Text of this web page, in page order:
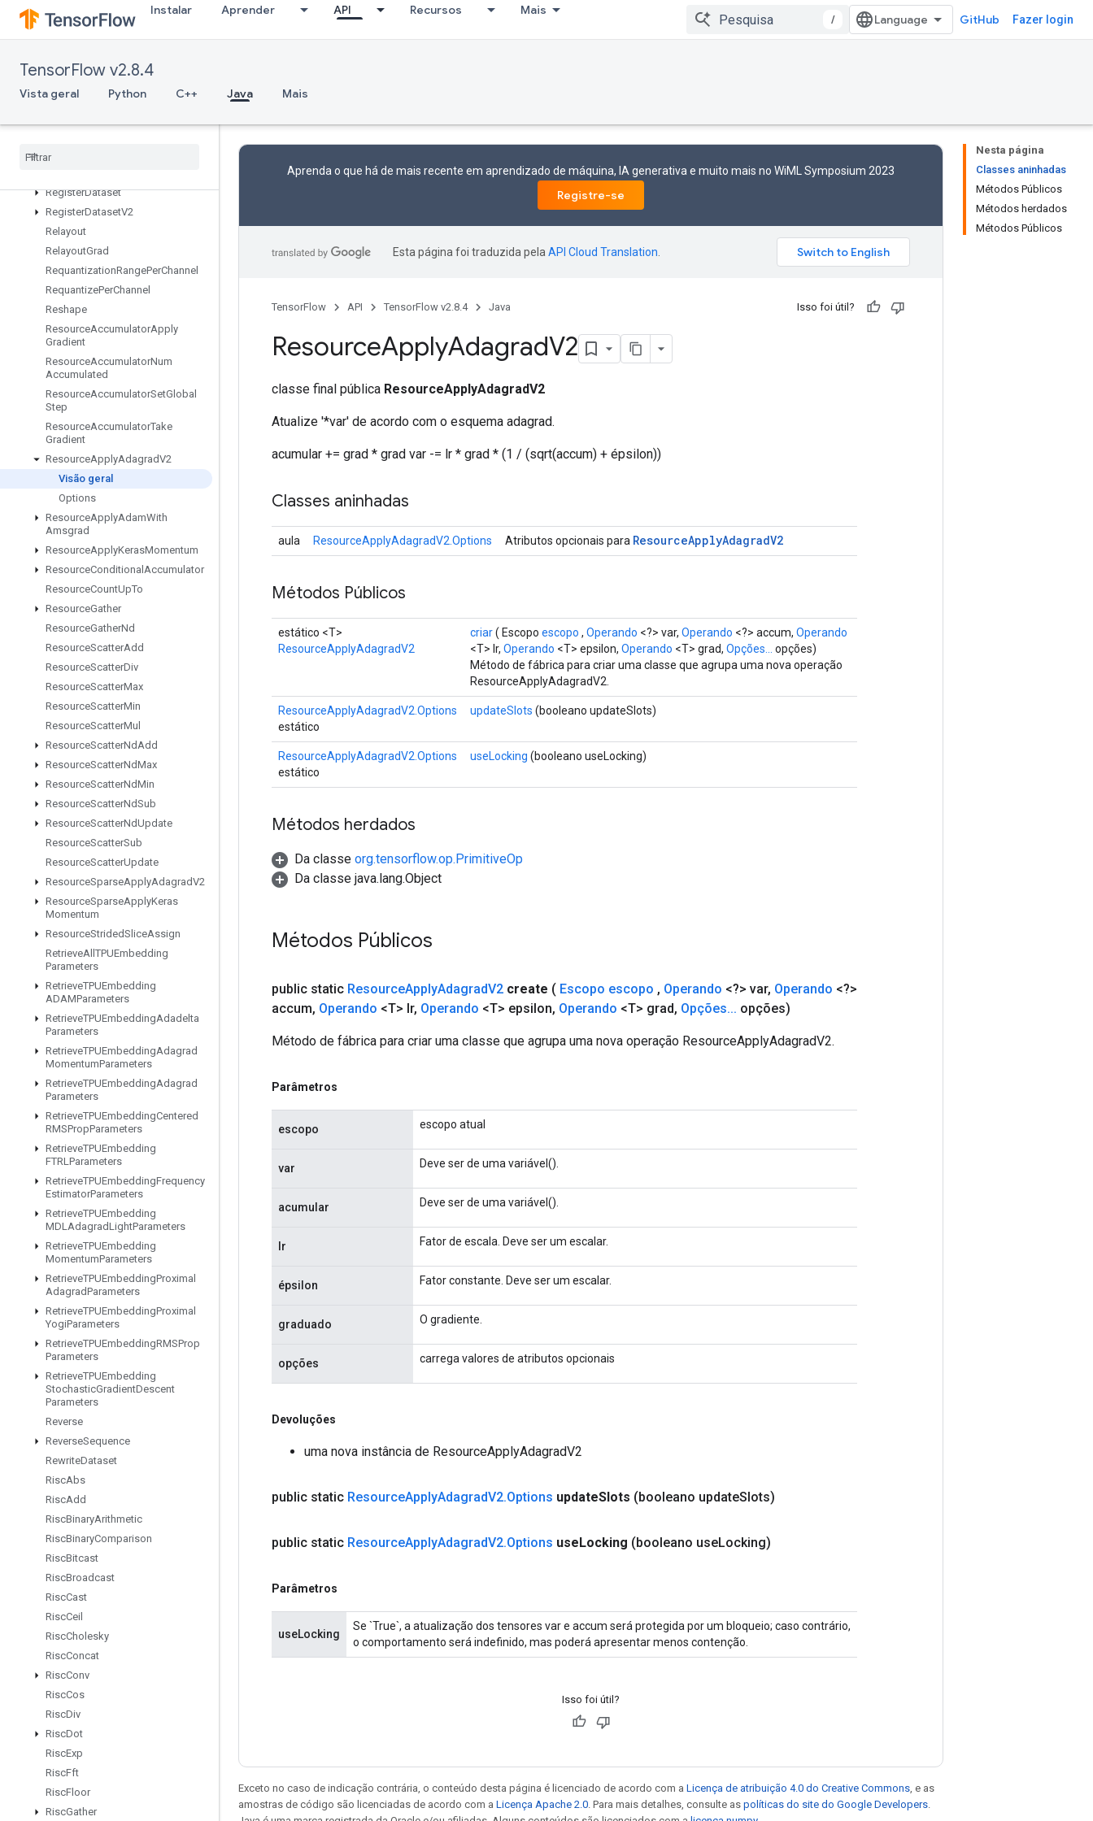
Instalar Aprender API Recursos Mais
/ GitHub Fazer login
TensorFlow v2.8.4
Vista geral Python C++ Java Mais
ReduceProd
ReduceSum
RefExit
RefIdentity
Ref
RegisterDataset
RegisterDatasetV2
Relayout
RelayoutGrad
RequantizationRangePerChannel
RequantizePerChannel
Reshape
ResourceAccumulatorApply
Gradient
ResourceAccumulatorNum
Accumulated
ResourceAccumulatorSetGlobal
Step
ResourceAccumulatorTake
Gradient
ResourceApplyAdagradV2
Visão geral
Options
ResourceApplyAdamWith
Amsgrad
ResourceApplyKerasMomentum
ResourceConditional Accumulator
ResourceCountUpTo
ResourceGather
ResourceGatherNd
ResourceScatterAdd
ResourceScatterDiv
ResourceScatterMax
ResourceScatterMin
ResourceScatterMul
ResourceScatterNdAdd
ResourceScatterNdMax
ResourceScatterNdMin
ResourceScatterNdSub
ResourceScatterNdUpdate
ResourceScatterSub
ResourceScatterUpdate
ResourceSparseApplyAdagradV2
ResourceSparseApplyKeras
Momentum
ResourceStridedSliceAssign
RetrieveAll TPUEmbedding
Parameters
RetrieveTPUEmbedding
ADAMParameters
RetrieveTPUEmbeddingAdadelta
Parameters
RetrieveTPUEmbeddingAdagrad
MomentumParameters
RetrieveTPUEmbeddingAdagrad
Parameters
RetrieveTPUEmbeddingCentered
RMSPropParameters
RetrieveTPUEmbedding
FTRLParameters
RetrieveTPUEmbeddingFrequency
EstimatorParameters
RetrieveTPUEmbedding
MDLAdagradLightParameters
RetrieveTPUEmbedding
MomentumParameters
RetrieveTPUEmbeddingProximal
AdagradParameters
RetrieveTPUEmbeddingProximal
YogiParameters
RetrieveTPUEmbeddingRMSProp
Parameters
RetrieveTPUEmbedding
StochasticGradientDescent
Parameters
Reverse
ReverseSequence
RewriteDataset
RiscAbs
RiscAdd
RiscBinaryArithmetic
RiscBinaryComparison
RiscBitcast
RiscBroadcast
RiscCast
RiscCeil
RiscCholesky
RiscConcat
RiscConv
RiscCos
RiscDiv
RiscDot
RiscExp
RiscFft
RiscFloor
RiscGather
Nesta página
Classes aninhadas
Métodos Públicos
Métodos herdados
Métodos Públicos
Aprenda o que há de mais recente em aprendizado de máquina, IA generativa e muito mais no WiML Symposium 2023
Registre-se
Esta página foi traduzida pela API Cloud Translation
TensorFlow API TensorFlow v2.8.4 Java Isso foi útil?
ResourceApplyAdagradV2
classe final pública ResourceApplyAdagradV2
Atualize '*var' de acordo com o esquema adagrad.
acumular += grad * grad var -= lr * grad * (1 / (sqrt(accum) + épsilon))
Classes aninhadas
aula ResourceApplyAdagradV2.Options Atributos opcionais para ResourceApplyAdagradV2
Métodos Públicos
estático <T>
ResourceApplyAdagradV2
criar( Escopo escopo , Operando <?> var, Operando <?> accum, Operando
<T> lr, Operando <T> epsilon, Operando <T> grad, Opções...
opções)
Método de fábrica para criar uma classe que agrupa uma nova operação
ResourceApplyAdagradV2.
ResourceApplyAdagradV2.Options
estático
updateSlots (booleano updateSlots)
ResourceApplyAdagradV2.Options
estático
useLocking (booleano useLocking)
Métodos herdados
Da classe org.tensorflow.op.PrimitiveOp
Da classe java.lang.Object
Métodos Públicos
public static ResourceApplyAdagradV2 create ( Escopo escopo , Operando <?> var, Operando <?>
accum, Operando <T> lr, Operando <T> epsilon, Operando <T> grad, Opções... opções)
Método de fábrica para criar uma classe que agrupa uma nova operação ResourceApplyAdagradV2.
Parâmetros
escopo escopo atual
var Deve ser de uma variável().
acumular Deve ser de uma variável().
lr Fator de escala. Deve ser um escalar.
épsilon Fator constante. Deve ser um escalar.
graduado O gradiente.
opções carrega valores de atributos opcionais
Devoluções
uma nova instância de ResourceApplyAdagradV2
public static ResourceApplyAdagradV2.Options updateSlots (booleano updateSlots)
public static ResourceApplyAdagradV2.Options useLocking (booleano useLocking)
Parâmetros
useLocking
Se `True`, a atualização dos tensores var e accum será protegida por um bloqueio; caso contrário,
o comportamento será indefinido, mas poderá apresentar menos contenção.
Isso foi útil?
Exceto no caso de indicação contrária, o conteúdo desta página é licenciado de acordo com a Licença de atribuição 4.0 do Creative Commons , e as
amostras de código são licenciadas de acordo com a Licença Apache 2.0 . Para mais detalhes, consulte as políticas do site do Google Developers